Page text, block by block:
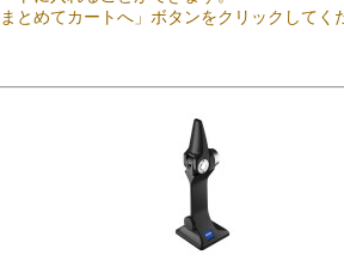
とめてカートへ」ボタンをクリックして